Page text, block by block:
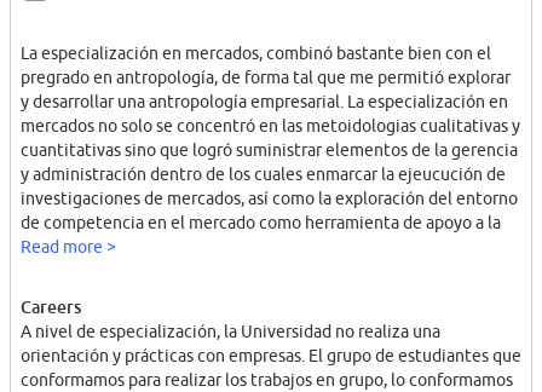
La especialización en mercados, combinó bastante bien con el
pregrado en antropología, de forma tal que me permitió explorar
y desarrollar una antropología empresarial. La especialización en
mercados no solo se concentró en las metoidologias cualitativas y
cuantitativas sino que logró suministrar elementos de la gerencia
y administración dentro de los cuales enmarcar la ejeucución de
investigaciones de mercados, así como la exploración del entorno
de competencia en el mercado como herramienta de apoyo a la
identificación de aspectos a explorar en el cliente, consumidor a
Read more >
Careers
A nivel de especialización, la Universidad no realiza una
orientación y prácticas con empresas. El grupo de estudiantes que
conformamos para realizar los trabajos en grupo, lo conformamos